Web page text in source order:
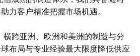
客户精准把握市场机遇。
横跨亚洲、欧洲和美洲的制造与分
布局与专业经验最大限度降低供应